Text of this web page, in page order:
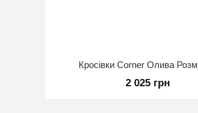
Кросівки Corner Олива
2 025 грн